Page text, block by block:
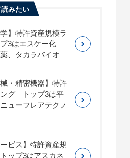
みたい
学】特許資産規模ラ
3はエスケー化
、タカラバイオ
械・精密機器】特許
ング トップ3は平
ューフレアテクノ
ービス】特許資産規
ップ3はアスカネ